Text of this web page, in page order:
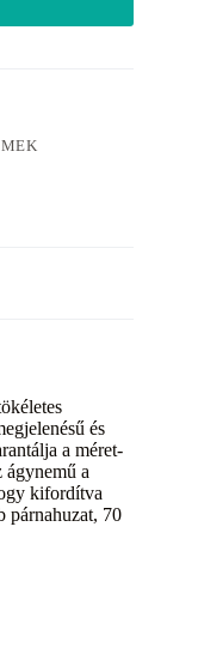
és
a méret-
ágynemű a
kifordítva
párnahuzat, 70